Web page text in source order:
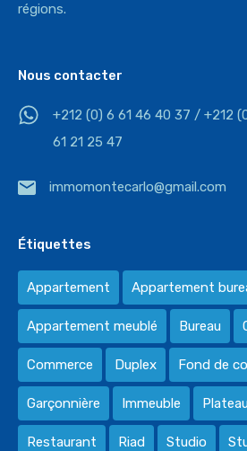
régions.
Nous contacter
+212 (0) 6 61 46 40 37 / +212
61 21 25 47
immomontecarlo@gmail.com
Étiquettes
Appartement Appartement
Appartement meublé Bureau
Commerce Duplex Fond de
Garçonnière Immeuble
Restaurant Riad Studio